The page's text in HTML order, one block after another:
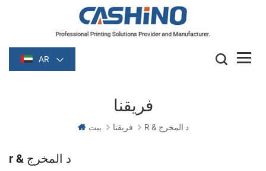
AR
فريقنا
بيت فريقنا R & د المخرج
r & د المخرج